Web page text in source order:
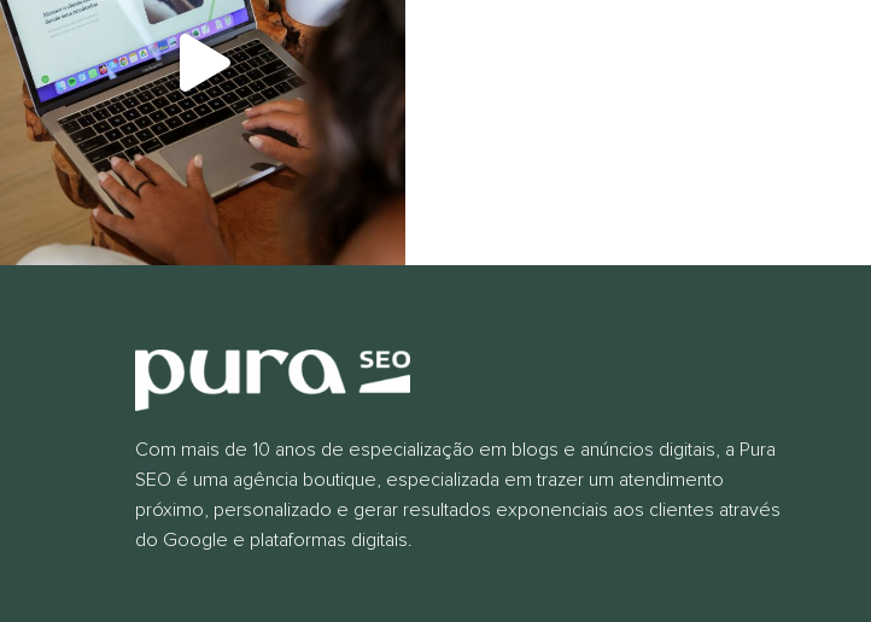
Com mais de 10 anos de especialização em blogs e anúncios digitais, a Pura
SEO é uma agência boutique, especializada em trazer um atendimento
próximo, personalizado e gerar resultados exponenciais aos clientes através
do Google e plataformas digitais.